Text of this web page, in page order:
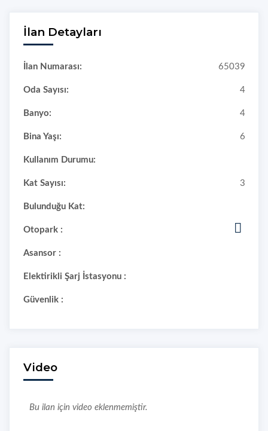
İlan Detayları
İlan Numarası: 65039
Oda Sayısı: 4
Banyo: 4
Bina Yaşı: 6
Kullanım Durumu:
Kat Sayısı: 3
Bulunduğu Kat:
Otopark :
Asansor :
Elektirikli Şarj İstasyonu :
Güvenlik :
Video
Bu ilan için video eklenmemiştir.